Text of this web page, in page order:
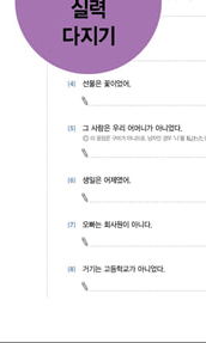
을 늘려 주는 표현들
는 표현
는 표현
는 표현
연결되는 표현
이해하기 쉬운 표현들